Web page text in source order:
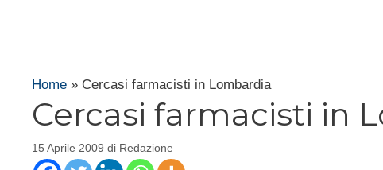
Home » Cercasi farmacisti in Lombardia
Cercasi farmacisti in
15 Aprile 2009 di Redazione